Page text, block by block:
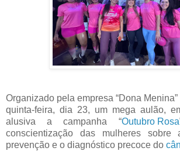
Organizado pela empresa “Dona
quinta-feira, dia 23, um mega aulão,
alusiva a campanha “Outubro Rosa
conscientização das mulheres sobre
prevenção e o diagnóstico precoce do